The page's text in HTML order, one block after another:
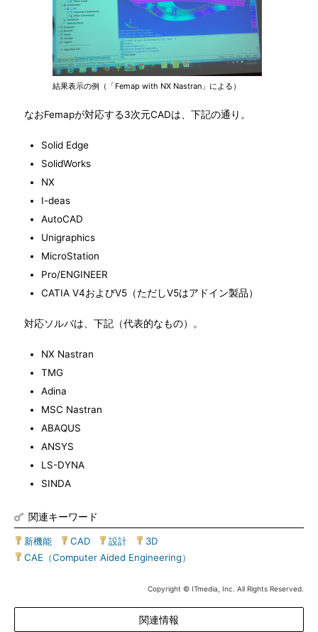
結果表示の例（「Femap with NX Nastran」による）
なおFemapが対応する3次元CADは、下記の通り。
Solid Edge
SolidWorks
NX
I-deas
AutoCAD
Unigraphics
MicroStation
Pro/ENGINEER
CATIA V4およびV5（ただしV5はアドイン製品）
対応ソルバは、下記（代表的なもの）。
NX Nastran
TMG
Adina
MSC Nastran
ABAQUS
ANSYS
LS-DYNA
SINDA
関連キーワード
新機能 CAD 設計 3D
CAE（Computer Aided Engineering）
Copyright © ITmedia, Inc. All Rights Reserved.
関連情報